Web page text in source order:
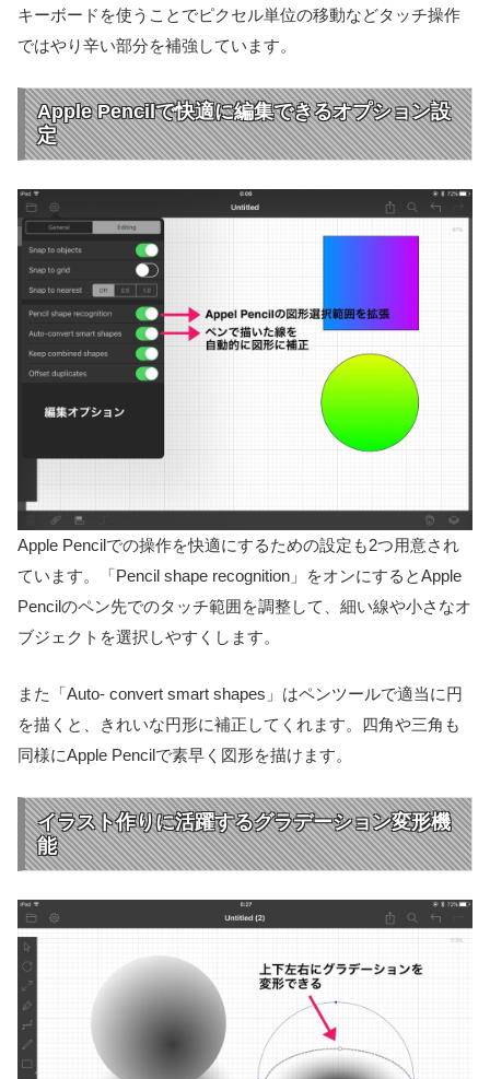
キーボードを使うことでピクセル単位の移動などタッチ操作
ではやり辛い部分を補強しています。
Apple Pencilで快適に編集できるオプション設
定
Apple Pencilでの操作を快適にするための設定も2つ用意され
ています。「Pencil shape recognition」をオンにするとApple
Pencilのペン先でのタッチ範囲を調整して、細い線や小さなオ
ブジェクトを選択しやすくします。
また「Auto- convert smart shapes」はペンツールで適当に円
を描くと、きれいな円形に補正してくれます。四角や三角も
同様にApple Pencilで素早く図形を描けます。
イラスト作りに活躍するグラデーション変形機
能